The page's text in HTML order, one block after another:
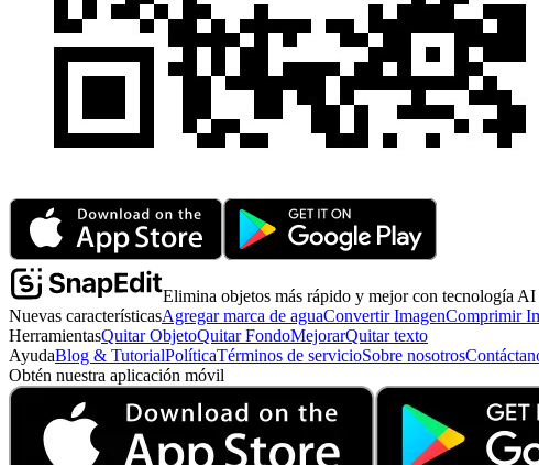
Elimina objetos más rápido y mejor con tecnología AI
Nuevas característicasAgregar marca de aguaConvertir ImagenComprimir
HerramientasQuitar ObjetoQuitar FondoMejorarQuitar texto
AyudaBlog & TutorialPolíticaTérminos de servicioSobre nosotros
Obtén nuestra aplicación móvil